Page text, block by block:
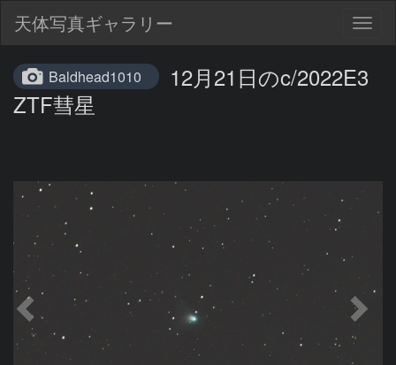
天体写真ギャラリー
Baldhead1010
12月21日のc/2022E3
ZTF彗星